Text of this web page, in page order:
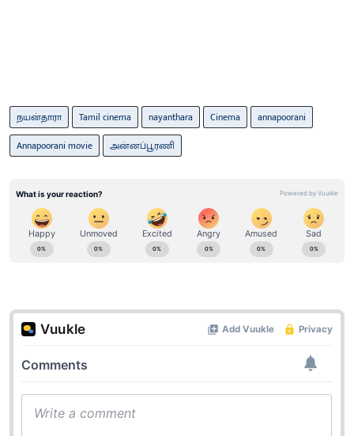
நயன்தாரா Tamil cinema nayanthara Cinema
annapoorani
Annapoorani movie
அன்னப்பூரணி